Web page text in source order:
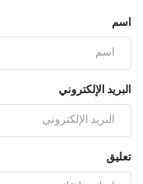
اسم
البريد الإلكتروني
تعليق